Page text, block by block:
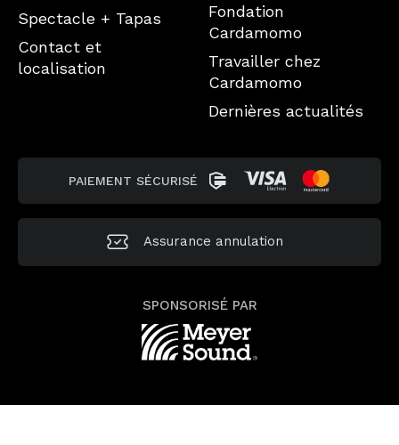
Spectacle + Tapas
Contact et
localisation
Fondation
Cardamomo
Travailler chez
Cardamomo
Dernières actualités
PAIEMENT SÉCURISÉ
Assurance annulation
SPONSORISÉ PAR